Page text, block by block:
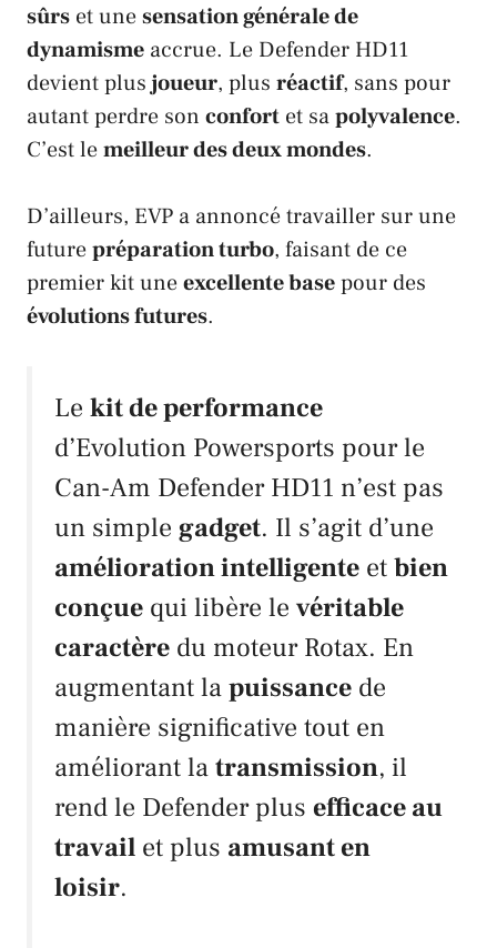
sûrs et unesensation générale de
dynamisme accrue. Le Defender HD11
devient plus joueur, plus réactif, sans pour
autant perdre son confort et sapolyvalence.
C’est lemeilleur des deux mondes.
D’ailleurs, EVP a annoncé travailler sur une
futurepréparation turbo, faisant de ce
premier kit uneexcellente basepour des
évolutions futures.
Le kit de performance
d’Evolution Powersports pour le
Can-Am Defender HD11 n’est pas
un simple gadget. Il s’agit d’une
amélioration intelligente etbien
conçue qui libère le véritable
caractère du moteurRotax. En
augmentant lapuissance de
manière significative tout en
améliorant latransmission, il
rend le Defenderplus efficace au
travail et plus amusant en
loisir.